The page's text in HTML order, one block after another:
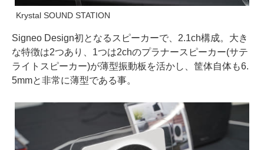
Krystal SOUND STATION
Signeo Design初となるスピーカーで、2.1ch構成。大き
な特徴は2つあり、1つは2chのプラナースピーカー(サテ
ライトスピーカー)が薄型振動板を活かし、筐体自体も6.
5mmと非常に薄型である事。